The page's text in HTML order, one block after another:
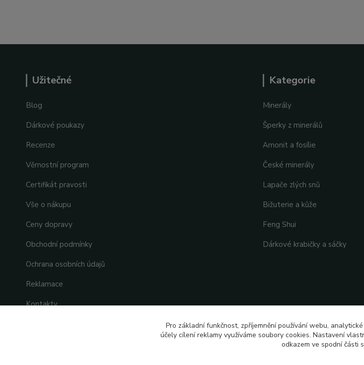
Užitečné
Blog
Dárkové poukazy
Recenze
Věrnostní program
Certifikát pravosti
Vše o nákupu
Ceny dopravy
Obchodní podmínky
Ochrana osobních údajů
Reklamace
Kontakty
Kategorie
Minerály
Šperky z minerálů
Amonit a fosílie
České minerály
Lapače zlých snů
Bižuterie a kůže
Feng Shui
Dárkové krabičky a sáčky
Pro základní funkčnost, zpříjemnění používání webu,
účely cílení reklamy využíváme soubory cookies. Nastavení
odkazem ve spodní části